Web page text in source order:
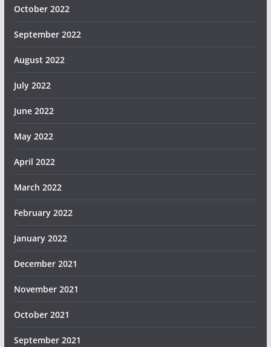
October 2022
September 2022
August 2022
July 2022
June 2022
May 2022
April 2022
March 2022
February 2022
January 2022
December 2021
November 2021
October 2021
September 2021